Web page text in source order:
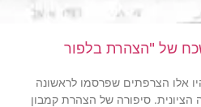
של "הצהרת בלפור
אלו הצרפתים שפרסמו לראשונה
סיפורה של הצהרת קמבון